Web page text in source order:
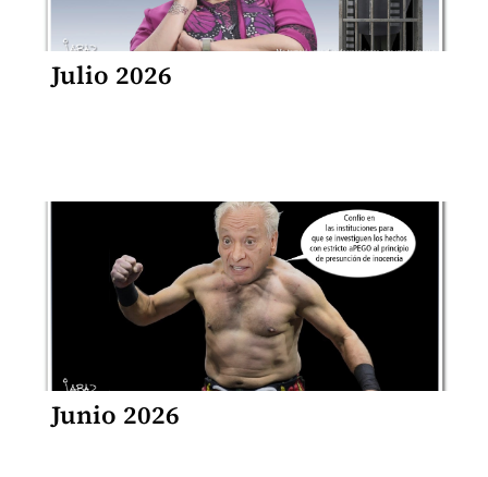
Julio 2026
Junio 2026